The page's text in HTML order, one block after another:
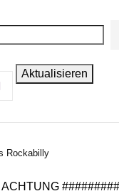
Rockabilly